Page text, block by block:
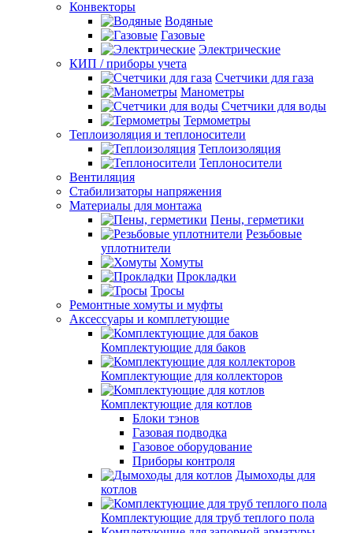
Конвекторы
Водяные
Газовые
Электрические
КИП / приборы учета
Счетчики для газа
Манометры
Счетчики для воды
Термометры
Теплоизоляция и теплоносители
Теплоизоляция
Теплоносители
Вентиляция
Стабилизаторы напряжения
Материалы для монтажа
Пены, герметики
Резьбовые
уплотнители
Хомуты
Прокладки
Тросы
Ремонтные хомуты и муфты
Аксессуары и комплетующие
Комплектующие для баков
Комплектующие для коллекторов
Комплектующие для котлов
Блоки тэнов
Газовая подводка
Газовое оборудование
Приборы контроля
Дымоходы для
котлов
Комплектующие для труб теплого пола